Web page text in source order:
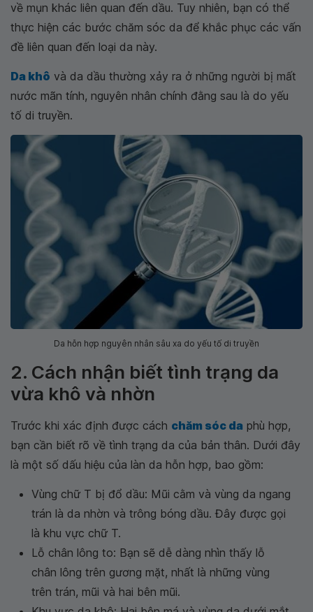
về mụn khác liên quan đến dầu. Tuy nhiên, bạn có thể
thực hiện các bước chăm sóc da để khắc phục các vấn
đề liên quan đến loại da này.
Da khô và da dầu thường xảy ra ở những người bị mất
nước mãn tính, nguyên nhân chính đằng sau là do yếu
tố di truyền.
Da hỗn hợp nguyên nhân sâu xa do yếu tố di truyền
2. Cách nhận biết tình trạng da
vừa khô và nhờn
Trước khi xác định được cách chăm sóc da phù hợp,
bạn cần biết rõ về tình trạng da của bản thân. Dưới đây
là một số dấu hiệu của làn da hỗn hợp, bao gồm:
Vùng chữ T bị đổ dầu: Mũi cằm và vùng da ngang
trán là da nhờn và trông bóng dầu. Đây được gọi
là khu vực chữ T.
Lỗ chân lông to: Bạn sẽ dễ dàng nhìn thấy lỗ
chân lông trên gương mặt, nhất là những vùng
trên trán, mũi và hai bên mũi.